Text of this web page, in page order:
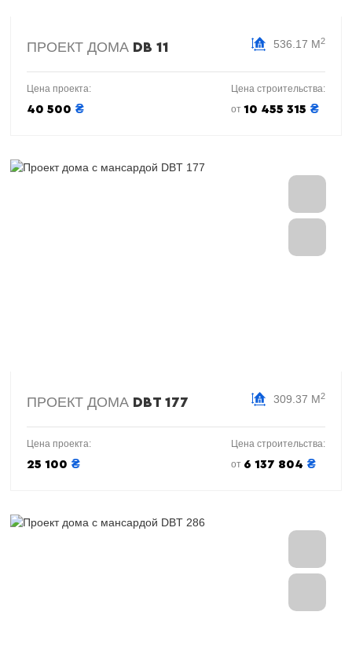
ПРОЕКТ ДОМА DB 11 536.17 М2
Цена проекта:
40 500 ₴
Цена строительства:
от 10 455 315 ₴
ПРОЕКТ ДОМА DBT 177 309.37 М2
Цена проекта:
25 100 ₴
Цена строительства:
от 6 137 804 ₴